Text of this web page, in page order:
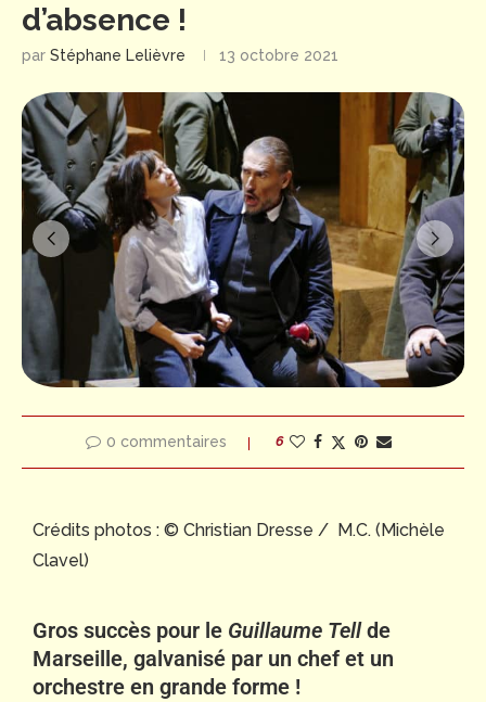
d’absence !
par Stéphane Lelièvre 13 octobre 2021
0 commentaires 6
Crédits photos : © Christian Dresse / M.C. (Michèle
Clavel)
Gros succès pour le Guillaume Tellde
Marseille, galvanisé par un chef et un
orchestre en grande forme !